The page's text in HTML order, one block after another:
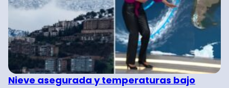
Nieve asegurada y temperaturas bajo